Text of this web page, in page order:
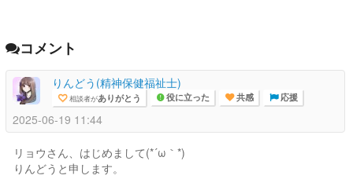
コメント
りんどう(精神保健福祉士)
相談者がありがとう 役に立った 共感 応援
2025-06-19 11:44
リョウさん、はじめまして(*´ω｀*)
りんどうと申します。